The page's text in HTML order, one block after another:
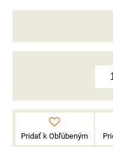
Pridať k Obľúbeným